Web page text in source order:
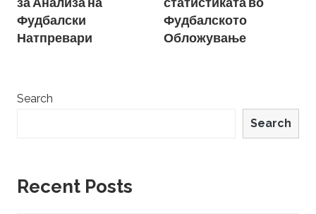
Фудбалски
Натпревари
Фудбалското
Обложување
Search
Search
Recent Posts